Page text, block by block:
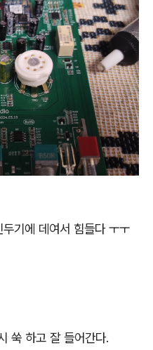
기에 데여서 힘들다 ㅜㅜ
쑥 하고 잘 들어간다.